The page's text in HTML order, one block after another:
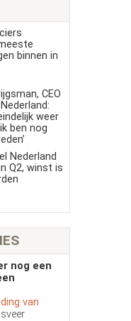
binnen in
CEO
weer
ben nog
Nederland
Q2, winst is
nog een
van